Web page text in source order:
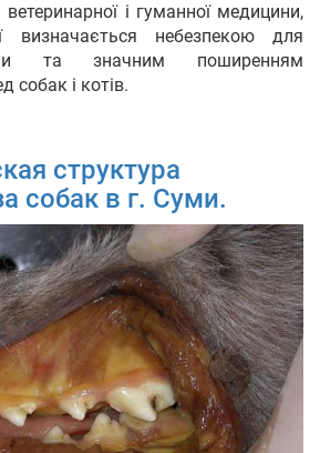
і гуманної медицини,
визначається небезпекою для
та значним поширенням
собак і котів.
структура
собак в г. Суми.